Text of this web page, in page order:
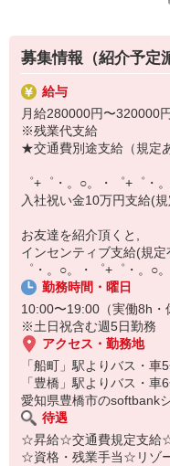
事務、経理、データ入
▼工場・製造・軽作業系
機械/食品製造・梱包・
▼美容系
眉毛サロンのアイブロ
▼営業・販売
法人営業・アパレル販売
▼人気案件も多数♪
短期・期間限定・オー
上場/優良/大手企業など
【スマホ面接実施中】
￣￣￣￣￣￣￣￣￣
自宅に居ながらスマホで
オンライン面談なのでス
即日登録もOK♪
気になった方はお気軽に
満足度◎
■携帯やインターネット販売
docomo(ドコモ)/au(エー
の大手キャリアから
ワイモバイル(Y!mobille)、
広く紹介可能♪
募集情報（紹介予定
給与
月給280000円〜320000
※残業代支給
★交通費別途支給（規定
゜+゜・。○。・゜+゜・
入社祝い金10万円支給(
お友達を紹介頂くと,
インセンティブ支給(規定
゜・。○。・゜+゜・。○
勤務時間・曜日
10:00〜19:00（実働8h・
※土日祝含む週5日勤務
アクセス・勤務地
「船町」駅よりバス・車
「豊橋」駅よりバス・車
愛知県豊橋市のsoftbank
待遇
☆昇給☆交通費規定支給
☆資格・残業手当☆リゾ